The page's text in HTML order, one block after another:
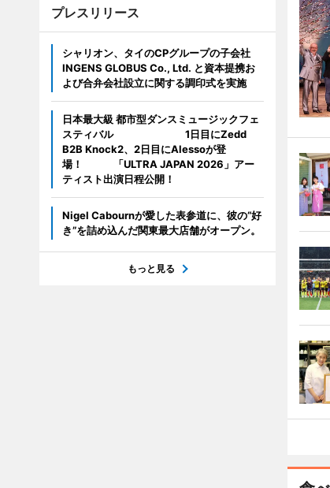
プレスリリース
シャリオン、タイのCPグループの子会社
INGENS GLOBUS Co., Ltd. と資本提携お
よび合弁会社設立に関する調印式を実施
日本最大級 都市型ダンスミュージックフェ
スティバル 1日目にZedd
B2B Knock2、2日目にAlessoが登
場！ 「ULTRA JAPAN 2026」アー
ティスト出演日程公開！
Nigel Cabournが愛した表参道に、彼の“好
き”を詰め込んだ関東最大店舗がオープン。
もっと見る